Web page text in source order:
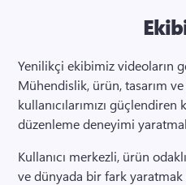
Mühendislik, ürün, tasarım
kullanıcılarımızı
düzenleme deneyimi
Kullanıcı merkezli, ürün
ve dünyada bir fark